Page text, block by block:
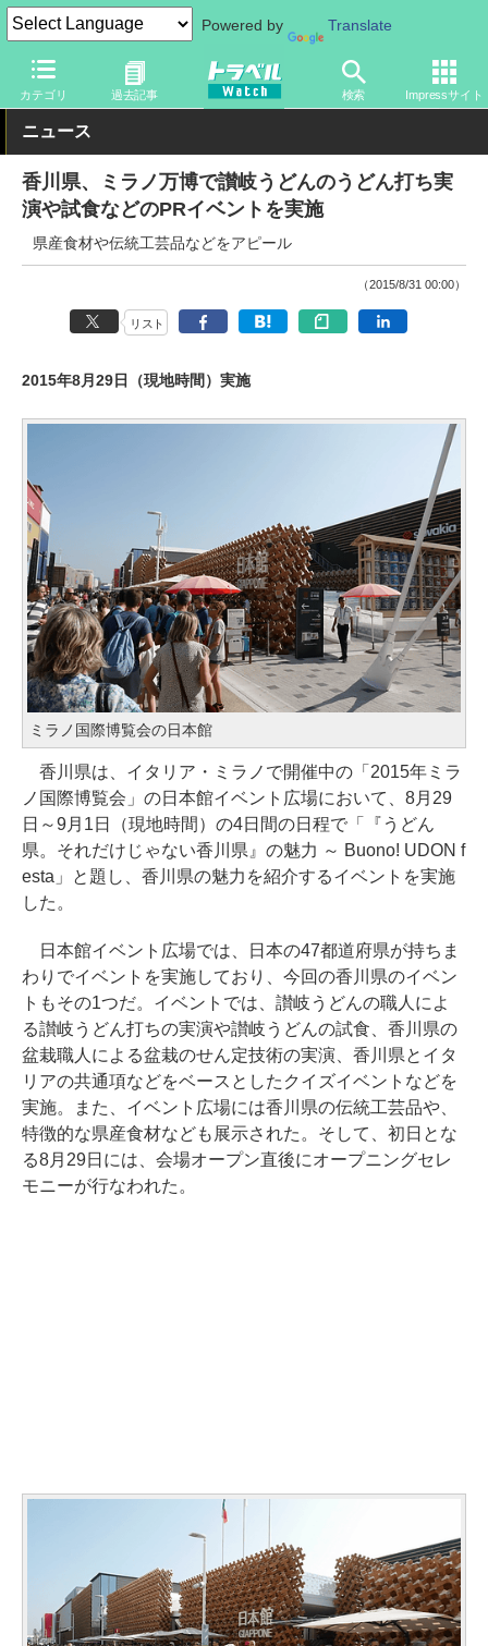
Powered by Translate
カテゴリ 過去記事 検索 Impressサイト
トラベル Watch 企業・政府・官庁 政府・官庁 その他
ニュース
香川県、ミラノ万博で讃岐うどんのうどん打ち実
演や試食などのPRイベントを実施
県産食材や伝統工芸品などをアピール
（2015/8/31 00:00）
リスト
2015年8月29日（現地時間）実施
ミラノ国際博覧会の日本館
香川県は、イタリア・ミラノで開催中の「2015年ミラ
ノ国際博覧会」の日本館イベント広場において、8月29
日～9月1日（現地時間）の4日間の日程で「『うどん
県。それだけじゃない香川県』の魅力 ～ Buono! UDON f
esta」と題し、香川県の魅力を紹介するイベントを実施
した。
日本館イベント広場では、日本の47都道府県が持ちま
わりでイベントを実施しており、今回の香川県のイベン
トもその1つだ。イベントでは、讃岐うどんの職人によ
る讃岐うどん打ちの実演や讃岐うどんの試食、香川県の
盆栽職人による盆栽のせん定技術の実演、香川県とイタ
リアの共通項などをベースとしたクイズイベントなどを
実施。また、イベント広場には香川県の伝統工芸品や、
特徴的な県産食材なども展示された。そして、初日とな
る8月29日には、会場オープン直後にオープニングセレ
モニーが行なわれた。